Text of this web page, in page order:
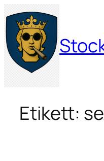
Hoppa
till
innehåll
Etikett: